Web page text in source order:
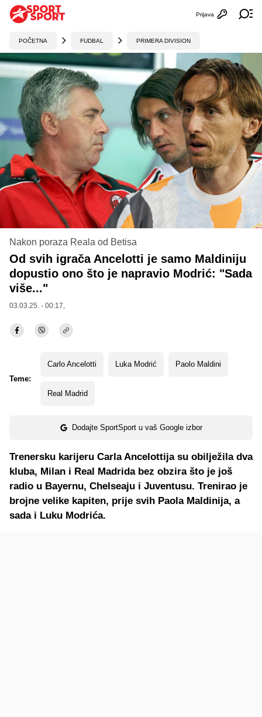
Otvori
Prijava
POČETNA FUDBAL PRIMERA DIVISION
Nakon poraza Reala od Betisa
Od svih igrača Ancelotti je samo Maldiniju
dopustio ono što je napravio Modrić: "Sada
više..."
03.03.25. - 00:17,
Teme:
Carlo Ancelotti Luka Modrić Paolo Maldini
Real Madrid
Dodajte SportSport u vaš Google izbor
Trenersku karijeru Carla Ancelottija su obilježila dva
kluba, Milan i Real Madrida bez obzira što je još
radio u Bayernu, Chelseaju i Juventusu. Trenirao je
brojne velike kapiten, prije svih Paola Maldinija, a
sada i Luku Modrića.